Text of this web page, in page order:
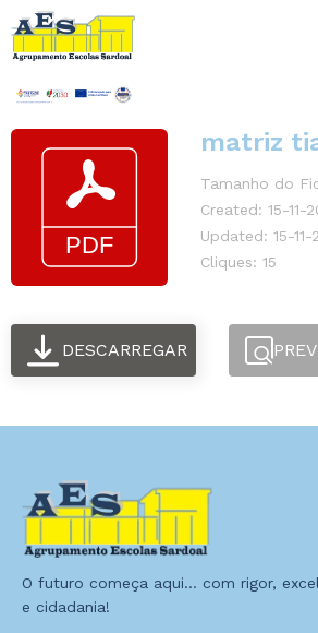
matriz
Tamanho do
Created: 15-11-
Updated: 15-11-
Cliques: 15
DESCARREGAR
O futuro começa aqui… com rigor,
e cidadania!